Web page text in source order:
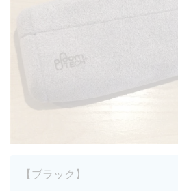
【ブラック】